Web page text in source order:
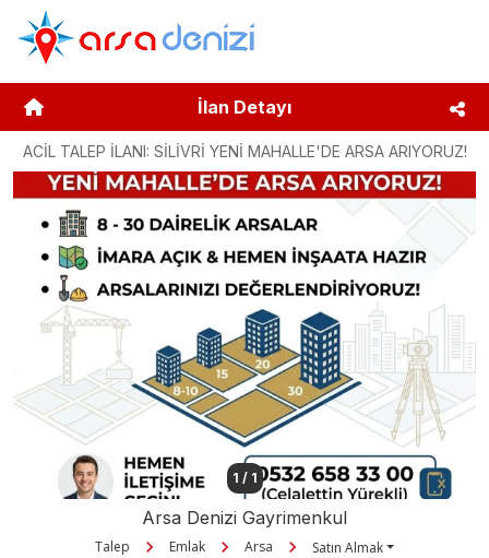
İlan Detayı
ACİL TALEP İLANI: SİLİVRİ YENİ MAHALLE'DE ARSA ARIYORUZ!
1 / 1
Arsa Denizi Gayrimenkul
Talep Emlak Arsa Satın Almak